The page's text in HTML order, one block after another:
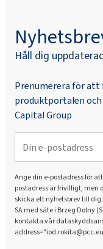
Håll dig
Prenumerera för
produktportalen
Capital Group
Ange din e-postadress för
postadress är frivilligt, men
skicka ett nyhetsbrev till
SA med säte i Brzeg Dolny
kontakta vår